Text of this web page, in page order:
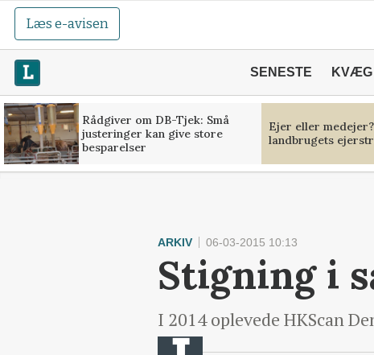
Læs e-avisen
SENESTE KVÆG
Rådgiver om DB-Tjek: Små
justeringer kan give store
besparelser
Ejer eller
landbrugets
ARKIV 06-03-2015 10:13
Stigning i
I 2014 oplevede HKScan